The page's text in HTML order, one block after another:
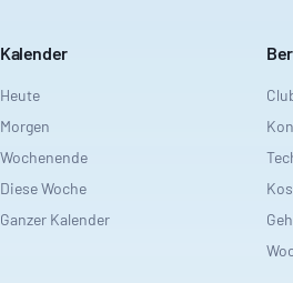
Kalender
Heute
Morgen
Wochenende
Diese Woche
Ganzer Kalender